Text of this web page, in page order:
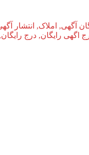
آگهی, املاک, انتشار
اگهی رایگان, درج